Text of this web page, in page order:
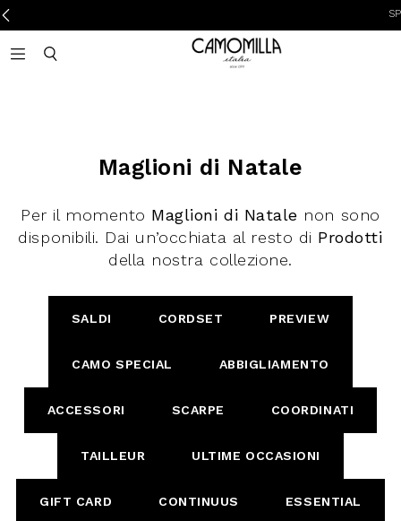
Camomilla Italia®
Maglioni di Natale
Per il momento Maglioni di Natale non sono
disponibili. Dai un’occhiata al resto di Prodotti
della nostra collezione.
SALDI CORDSET PREVIEW
CAMO SPECIAL ABBIGLIAMENTO
ACCESSORI SCARPE COORDINATI
TAILLEUR ULTIME OCCASIONI
GIFT CARD CONTINUUS ESSENTIAL